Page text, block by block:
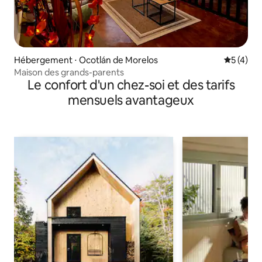
Hébergement ⋅ Ocotlán de Morelos
5 (4)
Maison des grands-parents
Le confort d'un chez-soi et des tarifs
mensuels avantageux